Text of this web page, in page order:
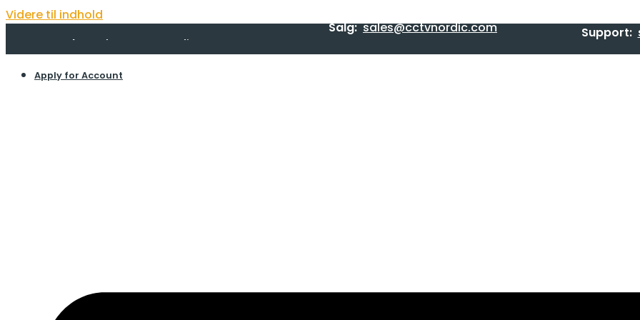
Videre til indhold
Salg:sales@cctvnordic.com Support:
Apply for Account